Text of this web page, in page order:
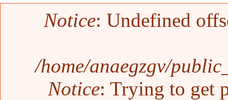
Mensaje de error
Notice: Undefined
/home/anaegzgv/
Notice: Trying to get